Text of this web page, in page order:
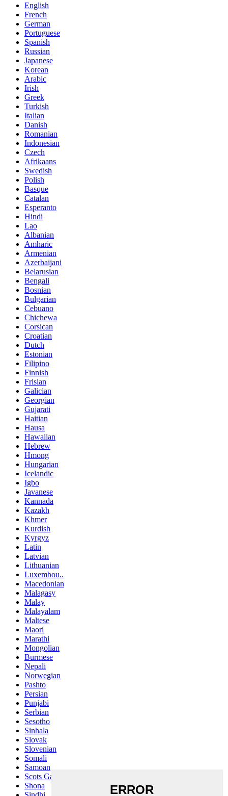
English
French
German
Portuguese
Spanish
Russian
Japanese
Korean
Arabic
Irish
Greek
Turkish
Italian
Danish
Romanian
Indonesian
Czech
Afrikaans
Swedish
Polish
Basque
Catalan
Esperanto
Hindi
Lao
Albanian
Amharic
Armenian
Azerbaijani
Belarusian
Bengali
Bosnian
Bulgarian
Cebuano
Chichewa
Corsican
Croatian
Dutch
Estonian
Filipino
Finnish
Frisian
Galician
Georgian
Gujarati
Haitian
Hausa
Hawaiian
Hebrew
Hmong
Hungarian
Icelandic
Igbo
Javanese
Kannada
Kazakh
Khmer
Kurdish
Kyrgyz
Latin
Latvian
Lithuanian
Luxembou..
Macedonian
Malagasy
Malay
Malayalam
Maltese
Maori
Marathi
Mongolian
Burmese
Nepali
Norwegian
Pashto
Persian
Punjabi
Serbian
Sesotho
Sinhala
Slovak
Slovenian
Somali
Samoan
Scots Gaelic
Shona